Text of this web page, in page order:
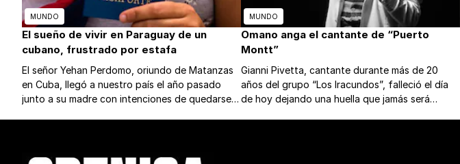
MUNDO
El sueño de vivir en Paraguay de un
cubano, frustrado por estafa
El señor Yehan Perdomo, oriundo de Matanzas
en Cuba, llegó a nuestro país el año pasado
junto a su madre con intenciones de quedarse,
MUNDO
Omano anga el cantante de “Puerto
Montt”
Gianni Pivetta, cantante durante más de 20
años del grupo “Los Iracundos”, falleció el día
de hoy dejando una huella que jamás será